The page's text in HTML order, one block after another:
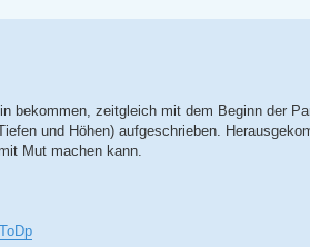
bekommen, zeitgleich mit dem Beginn der
und Höhen) aufgeschrieben.
Mut machen kann.